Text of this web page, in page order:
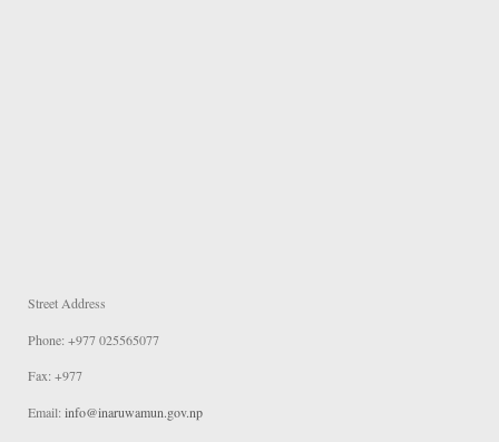
Street Address
Phone: +977 025565077
Fax: +977
Email: info@inaruwamun.gov.np